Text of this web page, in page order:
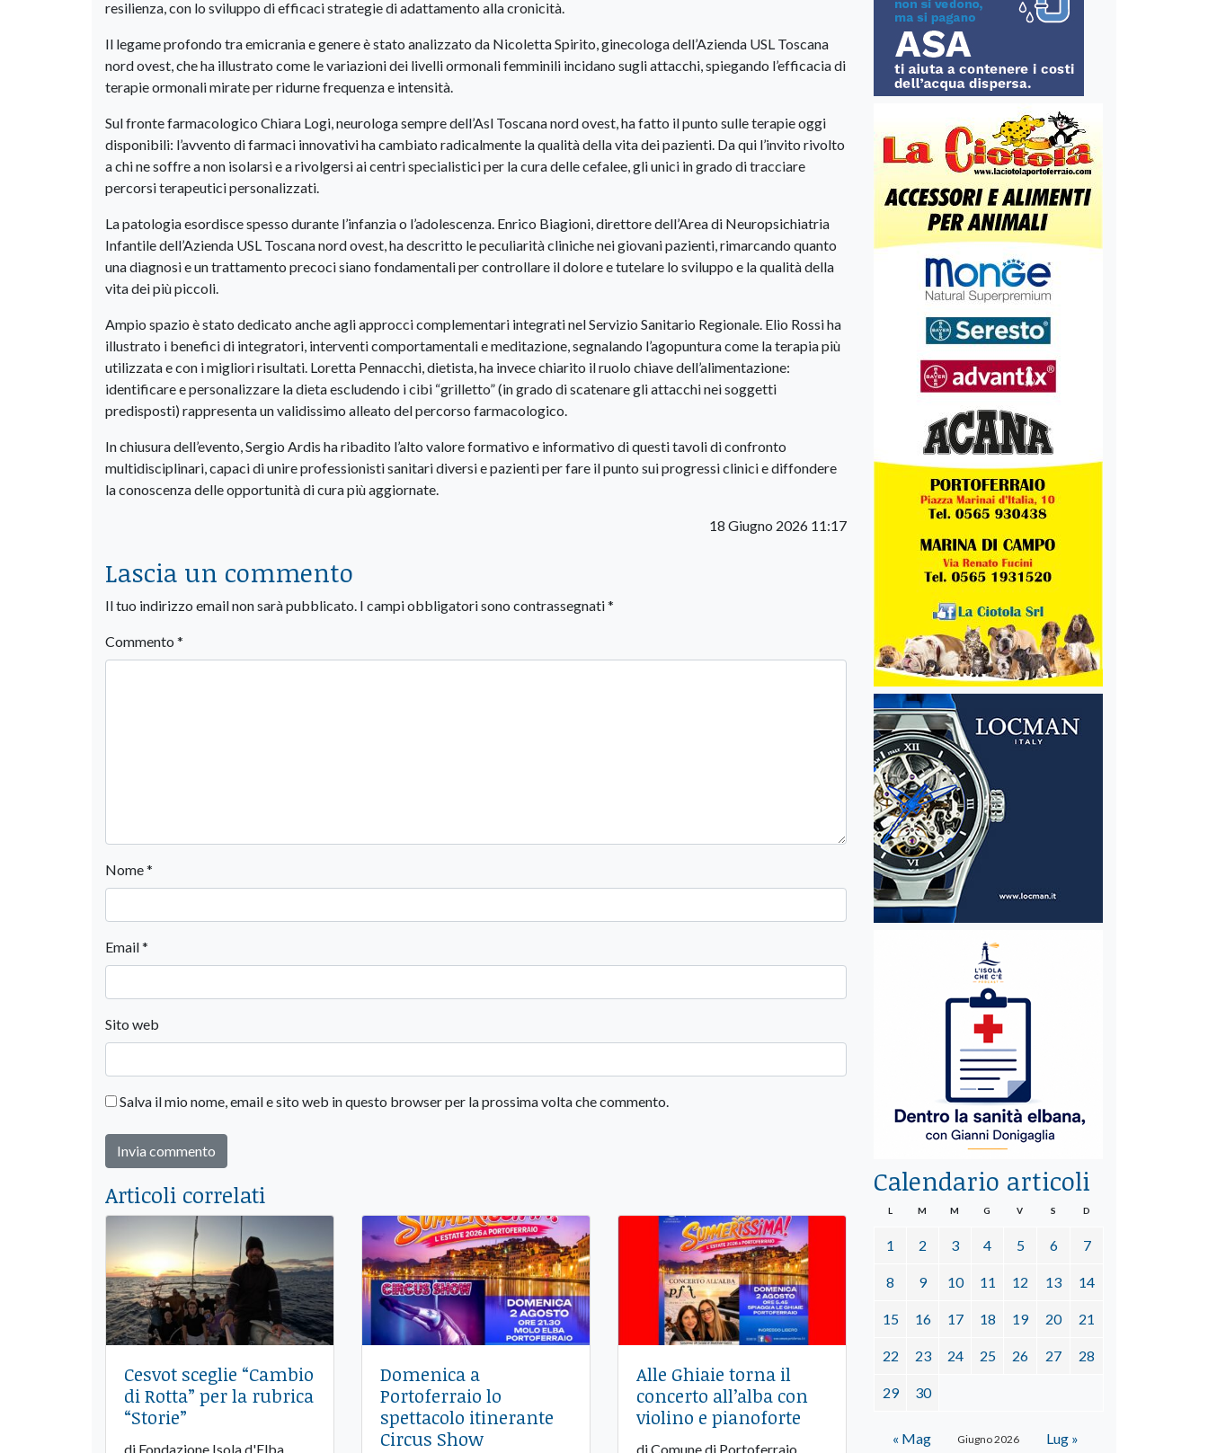
resilienza, con lo sviluppo di efficaci strategie di adattamento alla cronicità.
​Il legame profondo tra emicrania e genere è stato analizzato da Nicoletta Spirito, ginecologa dell’Azienda USL Toscana
nord ovest, che ha illustrato come le variazioni dei livelli ormonali femminili incidano sugli attacchi, spiegando l’efficacia di
terapie ormonali mirate per ridurne frequenza e intensità.
​Sul fronte farmacologico Chiara Logi, neurologa sempre dell’Asl Toscana nord ovest, ha fatto il punto sulle terapie oggi
disponibili: l’avvento di farmaci innovativi ha cambiato radicalmente la qualità della vita dei pazienti. Da qui l’invito rivolto
a chi ne soffre a non isolarsi e a rivolgersi ai centri specialistici per la cura delle cefalee, gli unici in grado di tracciare
percorsi terapeutici personalizzati.
​La patologia esordisce spesso durante l’infanzia o l’adolescenza. Enrico Biagioni, direttore dell’Area di Neuropsichiatria
Infantile dell’Azienda USL Toscana nord ovest, ha descritto le peculiarità cliniche nei giovani pazienti, rimarcando quanto
una diagnosi e un trattamento precoci siano fondamentali per controllare il dolore e tutelare lo sviluppo e la qualità della
vita dei più piccoli.
​Ampio spazio è stato dedicato anche agli approcci complementari integrati nel Servizio Sanitario Regionale. Elio Rossi ha
illustrato i benefici di integratori, interventi comportamentali e meditazione, segnalando l’agopuntura come la terapia più
utilizzata e con i migliori risultati. Loretta Pennacchi, dietista, ha invece chiarito il ruolo chiave dell’alimentazione:
identificare e personalizzare la dieta escludendo i cibi “grilletto” (in grado di scatenare gli attacchi nei soggetti
predisposti) rappresenta un validissimo alleato del percorso farmacologico.
​In chiusura dell’evento, Sergio Ardis ha ribadito l’alto valore formativo e informativo di questi tavoli di confronto
multidisciplinari, capaci di unire professionisti sanitari diversi e pazienti per fare il punto sui progressi clinici e diffondere
la conoscenza delle opportunità di cura più aggiornate.
18 Giugno 2026 11:17
Lascia un commento
Il tuo indirizzo email non sarà pubblicato. I campi obbligatori sono contrassegnati*
Commento *
Nome*
Email*
Sito web
Salva il mio nome, email e sito web in questo browser per la prossima volta che commento.
Articoli correlati
Cesvot sceglie “Cambio
di Rotta” per la rubrica
“Storie”
di Fondazione Isola d'Elba
Domenica a
Portoferraio lo
spettacolo itinerante
Circus Show
Alle Ghiaie torna il
concerto all’alba con
violino e pianoforte
di Comune di Portoferraio
Calendario articoli
Giugno 2026
L M M G V S D
1 2 3 4 5 6 7
8 9 10 11 12 13 14
15 16 17 18 19 20 21
22 23 24 25 26 27 28
29 30
« Mag Lug »